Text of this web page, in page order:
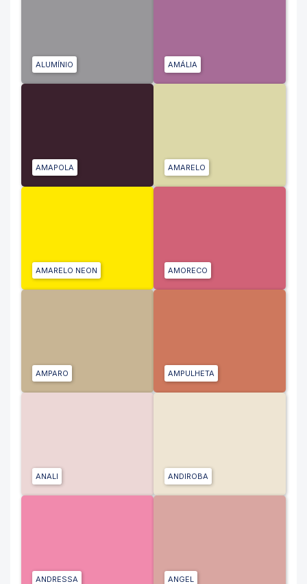
ALUMÍNIO AMÁLIA
AMAPOLA AMARELO
AMARELO NEON AMORECO
AMPARO AMPULHETA
ANALI ANDIROBA
ANDRESSA ANGEL